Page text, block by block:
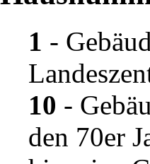
1 -
10 -
den 70er